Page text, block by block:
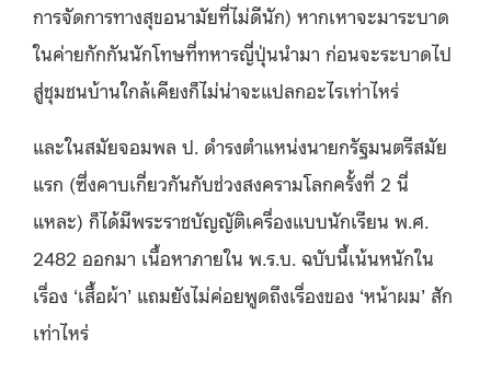
การจัดการทางสุขอนามัยที่ไม่ดีนัก) หากเหาจะมาระบาด
ในค่ายกักกันนักโทษที่ทหารญี่ปุ่นนำมา ก่อนจะระบาดไป
สู่ชุมชนบ้านใกล้เคียงก็ไม่น่าจะแปลกอะไรเท่าไหร่
และในสมัยจอมพล ป. ดำรงตำแหน่งนายกรัฐมนตรีสมัย
แรก (ซึ่งคาบเกี่ยวกันกับช่วงสงครามโลกครั้งที่ 2 นี่
แหละ) ก็ได้มีพระราชบัญญัติเครื่องแบบนักเรียน พ.ศ.
2482 ออกมา เนื้อหาภายใน พ.ร.บ. ฉบับนี้เน้นหนักใน
เรื่อง ‘เสื้อผ้า’ แถมยังไม่ค่อยพูดถึงเรื่องของ ‘หน้าผม’ สัก
เท่าไหร่